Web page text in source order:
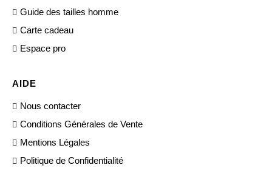
Guide des tailles homme
Carte cadeau
Espace pro
AIDE
Nous contacter
Conditions Générales de Vente
Mentions Légales
Politique de Confidentialité